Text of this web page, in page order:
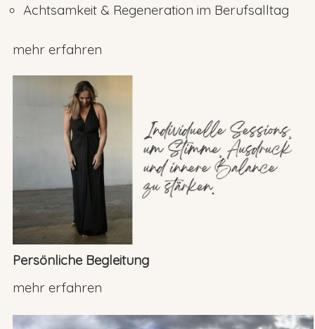
Achtsamkeit & Regeneration im Berufsalltag
mehr erfahren
Persönliche Begleitung
mehr erfahren